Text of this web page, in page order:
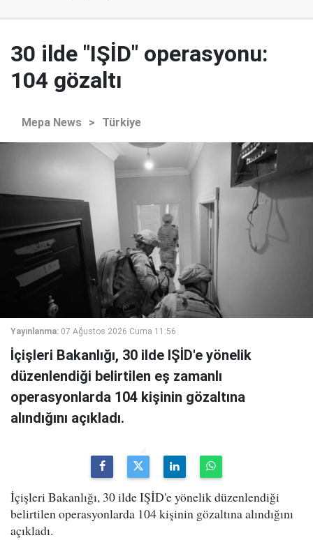
30 ilde "IŞİD" operasyonu:
104 gözaltı
Mepa News > Türkiye
Yayınlanma: 07 Ağustos 2026 Cuma 11:56
İçişleri Bakanlığı, 30 ilde IŞİD'e yönelik
düzenlendiği belirtilen eş zamanlı
operasyonlarda 104 kişinin gözaltına
alındığını açıkladı.
İçişleri Bakanlığı, 30 ilde IŞİD'e yönelik düzenlendiği
belirtilen operasyonlarda 104 kişinin gözaltına alındığını
açıkladı.